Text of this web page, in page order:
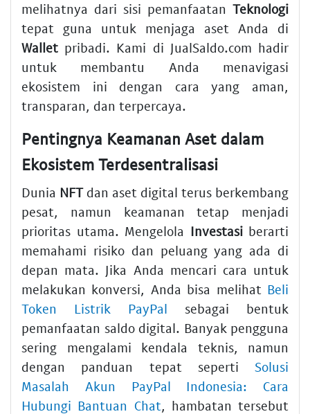
melihatnya dari sisi pemanfaatan Teknologi
tepat guna untuk menjaga aset Anda di
Wallet pribadi. Kami di JualSaldo.com hadir
untuk membantu Anda menavigasi
ekosistem ini dengan cara yang aman,
transparan, dan terpercaya.
Pentingnya Keamanan Aset dalam
Ekosistem Terdesentralisasi
Dunia NFTdan aset digital terus berkembang
pesat, namun keamanan tetap menjadi
prioritas utama. Mengelola Investasiberarti
memahami risiko dan peluang yang ada di
depan mata. Jika Anda mencari cara untuk
melakukan konversi, Anda bisa melihat Beli
Token Listrik PayPal sebagai bentuk
pemanfaatan saldo digital. Banyak pengguna
sering mengalami kendala teknis, namun
dengan panduan tepat seperti Solusi
Masalah Akun PayPal Indonesia: Cara
Hubungi Bantuan Chat, hambatan tersebut